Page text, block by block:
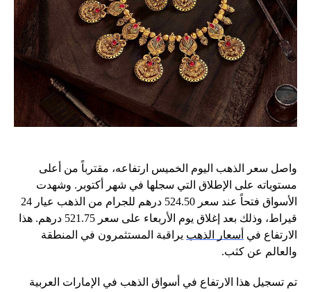
واصل سعر الذهب اليوم الخميس ارتفاعه، مقترباً من أعلى
مستوياته على الإطلاق التي سجلها في شهر أكتوبر. وشهدت
الأسواق فتحاً عند سعر 524.50 درهم للجرام من الذهب عيار 24
قيراط، وذلك بعد إغلاق يوم الأربعاء على سعر 521.75 درهم. هذا
الارتفاع في أسعار الذهب يراقبة المستثمرون في المنطقة
والعالم عن كثب.
تم تسجيل هذا الارتفاع في أسواق الذهب في الإمارات العربية